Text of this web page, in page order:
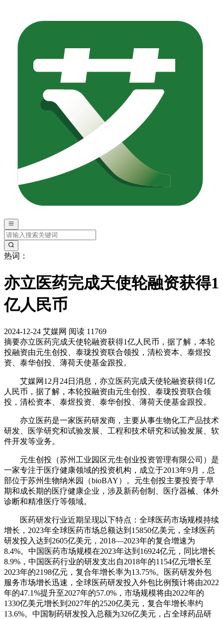
热词：
亦立医药完成天使轮融资获得1
亿人民币
2024-12-24 艾媒网 阅读 11769
摘要亦立医药完成天使轮融资获得1亿人民币，据了解，本轮
投融资由元生创投、泰珑投资联合领投，清松资本、泰煜投
资、泰华创投、薄荷天使基金跟投。
艾媒网12月24日消息，亦立医药完成天使轮融资获得1亿
人民币，据了解，本轮投融资由元生创投、泰珑投资联合领
投，清松资本、泰煜投资、泰华创投、薄荷天使基金跟投。
亦立医药是一家医药研发商，主要从事生物化工产品技术
研发、医学研究和试验发展、工程和技术研究和试验发展、软
件开发等业务。
元生创投（苏州工业园区元生创业投资管理有限公司）是
一家专注于医疗健康领域的投资机构，成立于2013年9月，总
部位于苏州生物纳米园（bioBAY）‌。元生创投主要投资于早
期和成长期的医疗健康企业，涉及新药创制、医疗器械、体外
诊断和精准医疗等领域‌。
医药研发行业近期呈现以下特点：全球医药市场规模持续
增长，2023年全球医药市场总额达到15850亿美元，全球医药
研发投入达到2605亿美元，2018—2023年的复合增速为
8.4%。中国医药市场规模在2023年达到16924亿元，同比增长
8.9%，中国医药行业的研发支出自2018年的1154亿元增长至
2023年的2198亿元，复合年增长率为13.75%。医药研发外包
服务市场增长迅速，全球医药研发投入外包比例预计将由2022
年的47.1%提升至2027年的57.0%，市场规模将由2022年的
1330亿美元增长到2027年的2520亿美元，复合年增长率约
13.6%。中国制药研发投入总额为326亿美元，占全球药品研